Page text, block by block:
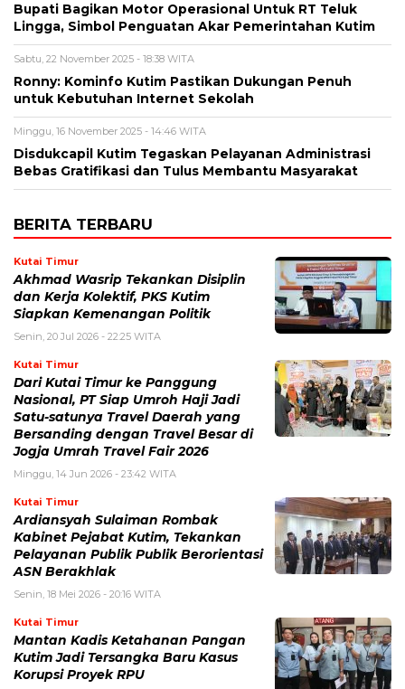
Bupati Bagikan Motor Operasional Untuk RT Teluk
Lingga, Simbol Penguatan Akar Pemerintahan Kutim
Sabtu, 22 November 2025 - 18:38 WITA
Ronny: Kominfo Kutim Pastikan Dukungan Penuh
untuk Kebutuhan Internet Sekolah
Minggu, 16 November 2025 - 14:46 WITA
Disdukcapil Kutim Tegaskan Pelayanan Administrasi
Bebas Gratifikasi dan Tulus Membantu Masyarakat
BERITA TERBARU
Kutai Timur
Akhmad Wasrip Tekankan Disiplin
dan Kerja Kolektif, PKS Kutim
Siapkan Kemenangan Politik
Senin, 20 Jul 2026 - 22:25 WITA
Kutai Timur
Dari Kutai Timur ke Panggung
Nasional, PT Siap Umroh Haji Jadi
Satu-satunya Travel Daerah yang
Bersanding dengan Travel Besar di
Jogja Umrah Travel Fair 2026
Minggu, 14 Jun 2026 - 23:42 WITA
Kutai Timur
Ardiansyah Sulaiman Rombak
Kabinet Pejabat Kutim, Tekankan
Pelayanan Publik Publik Berorientasi
ASN Berakhlak
Senin, 18 Mei 2026 - 20:16 WITA
Kutai Timur
Mantan Kadis Ketahanan Pangan
Kutim Jadi Tersangka Baru Kasus
Korupsi Proyek RPU